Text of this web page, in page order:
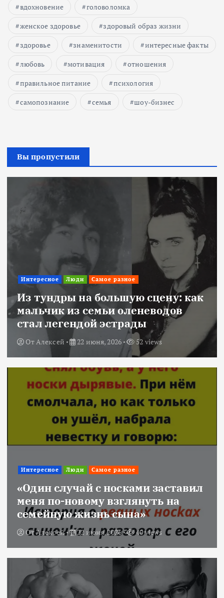
вдохновение
головоломка
женское здоровье
здоровый образ жизни
здоровье
знаменитости
интересные факты
любовь
мотивация
отношения
правильное питание
психология
самопознание
семья шоу-бизнес
Вы пропустили
Интересное Люди Самое разное
Из тундры на большую сцену: как
мальчик из семьи оленеводов
стал легендой эстрады
ОтАлексей 22 июня, 2026 52 views
Интересное Люди Самое разное
«Один случай с носками заставил
меня по-новому взглянуть на
семейную жизнь сына»
ОтАлексей 22 июня, 2026 40 views